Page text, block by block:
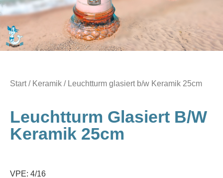
Start/ Keramik / Leuchtturm glasiert b/w Keramik 25cm
Leuchtturm Glasiert B/w
Keramik 25cm
VPE: 4/16